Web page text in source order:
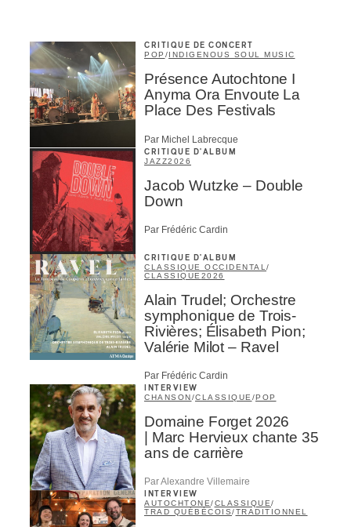
CRITIQUE DE CONCERT
POP /INDIGENOUS SOUL MUSIC
Présence Autochtone I
Anyma Ora Envoute La
Place Des Festivals
Par Michel Labrecque
CRITIQUE D'ALBUM
JAZZ2026
Jacob Wutzke – Double
Down
Par Frédéric Cardin
CRITIQUE D'ALBUM
CLASSIQUE OCCIDENTAL /
CLASSIQUE 2026
Alain Trudel; Orchestre
symphonique de Trois-
Rivières; Élisabeth Pion;
Valérie Milot – Ravel
Par Frédéric Cardin
INTERVIEW
CHANSON/CLASSIQUE /POP
Domaine Forget 2026
| Marc Hervieux chante 35
ans de carrière
Par Alexandre Villemaire
INTERVIEW
AUTOCHTONE/CLASSIQUE/
TRAD QUÉBÉCOIS/TRADITIONNEL